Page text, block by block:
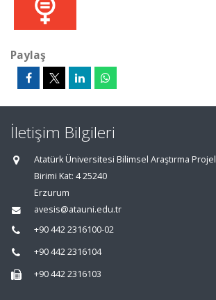
Paylaş
İletişim Bilgileri
Atatürk Üniversitesi Bilimsel Araştırma
Birimi Kat: 4 25240
Erzurum
avesis@atauni.edu.tr
+90 442 2316100-02
+90 442 2316104
+90 442 2316103